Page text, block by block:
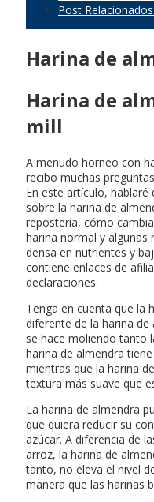
Post Relacionados:
Harina de
Harina de
mill
A menudo horneo con
recibo muchas
En este artículo,
sobre la harina de
repostería, cómo
harina normal y algunas
densa en nutrientes y
contiene enlaces de
declaraciones.
Tenga en cuenta que la
diferente de la harina de
se hace moliendo tanto
harina de almendra
mientras que la harina
textura más suave que
La harina de almendra
que quiera reducir su
azúcar. A diferencia de
arroz, la harina de
tanto, no eleva el nivel
manera que las harinas